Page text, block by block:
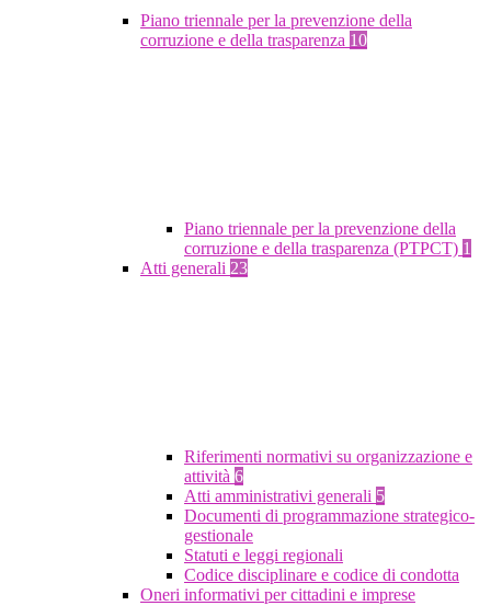
Piano triennale per la prevenzione della
corruzione e della trasparenza 10
Piano triennale per la prevenzione della
corruzione e della trasparenza (PTPCT) 1
Atti generali 23
Riferimenti normativi su organizzazione e
attività 6
Atti amministrativi generali 5
Documenti di programmazione strategico-
gestionale
Statuti e leggi regionali
Codice disciplinare e codice di condotta
Oneri informativi per cittadini e imprese